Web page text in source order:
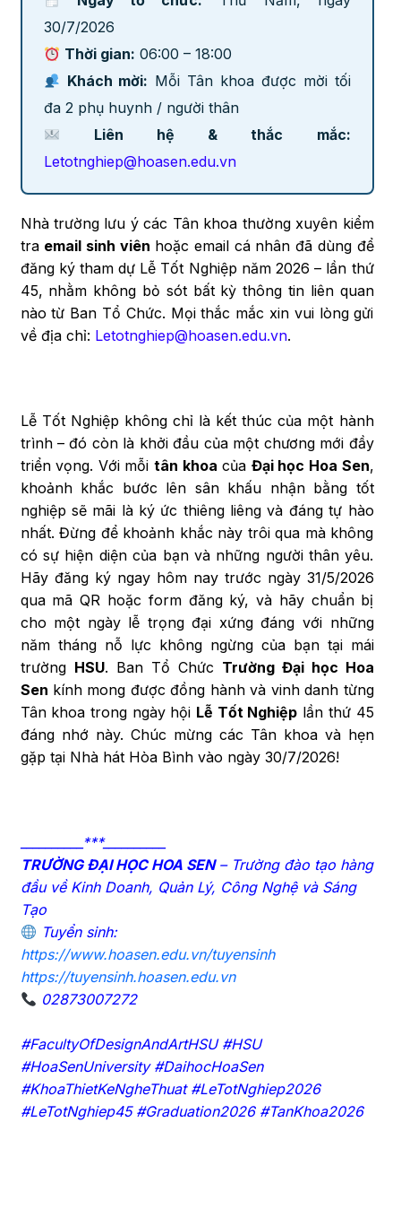
30/7/2026
Thời gian: 06:00 – 18:00
Khách mời: Mỗi Tân khoa được mời tối
đa 2 phụ huynh / người thân
Liên hệ & thắc mắc:
Letotnghiep@hoasen.edu.vn
Nhà trường lưu ý các Tân khoa thường xuyên kiểm
tra email sinh viên hoặc email cá nhân đã dùng để
đăng ký tham dự Lễ Tốt Nghiệp năm 2026 – lần thứ
45, nhằm không bỏ sót bất kỳ thông tin liên quan
nào từ Ban Tổ Chức. Mọi thắc mắc xin vui lòng gửi
về địa chỉ: Letotnghiep@hoasen.edu.vn.
Lễ Tốt Nghiệp không chỉ là kết thúc của một hành
trình – đó còn là khởi đầu của một chương mới đầy
triển vọng. Với mỗi tân khoa của Đại học Hoa Sen,
khoảnh khắc bước lên sân khấu nhận bằng tốt
nghiệp sẽ mãi là ký ức thiêng liêng và đáng tự hào
nhất. Đừng để khoảnh khắc này trôi qua mà không
có sự hiện diện của bạn và những người thân yêu.
Hãy đăng ký ngay hôm nay trước ngày 31/5/2026
qua mã QR hoặc form đăng ký, và hãy chuẩn bị
cho một ngày lễ trọng đại xứng đáng với những
năm tháng nỗ lực không ngừng của bạn tại mái
trường HSU. Ban Tổ Chức Trường Đại học Hoa
Sen kính mong được đồng hành và vinh danh từng
Tân khoa trong ngày hội Lễ Tốt Nghiệp lần thứ 45
đáng nhớ này. Chúc mừng các Tân khoa và hẹn
gặp tại Nhà hát Hòa Bình vào ngày 30/7/2026!
__________***__________
TRƯỜNG ĐẠI HỌC HOA SEN– Trường đào tạo hàng
đầu về Kinh Doanh, Quản Lý, Công Nghệ và Sáng
Tạo
Tuyển sinh:
https://www.hoasen.edu.vn/tuyensinh
https://tuyensinh.hoasen.edu.vn
02873007272
#FacultyOfDesignAndArtHSU #HSU
#HoaSenUniversity #DaihocHoaSen
#KhoaThietKeNgheThuat #LeTotNghiep2026
#LeTotNghiep45 #Graduation2026 #TanKhoa2026